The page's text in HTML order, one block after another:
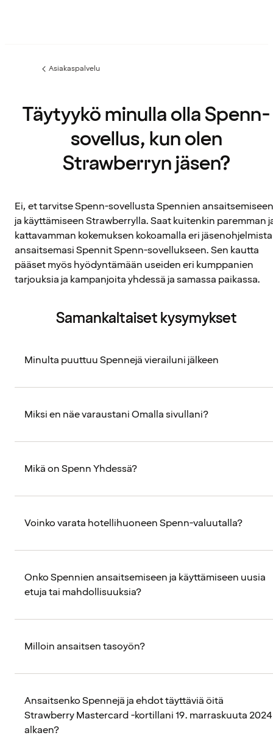
Edellinen
Asiakaspalvelu
Täytyykö minulla olla Spenn-
sovellus, kun olen
Strawberryn jäsen?
Ei, et tarvitse Spenn-sovellusta Spennien ansaitsemiseen
ja käyttämiseen Strawberrylla. Saat kuitenkin paremman
kattavamman kokemuksen kokoamalla eri jäsenohjelmista
ansaitsemasi Spennit Spenn-sovellukseen. Sen kautta
pääset myös hyödyntämään useiden eri kumppanien
tarjouksia ja kampanjoita yhdessä ja samassa paikassa.
Samankaltaiset kysymykset
Minulta puuttuu Spennejä vierailuni jälkeen
Miksi en näe varaustani Omalla sivullani?
Mikä on Spenn Yhdessä?
Voinko varata hotellihuoneen Spenn-valuutalla?
Onko Spennien ansaitsemiseen ja käyttämiseen uusia
etuja tai mahdollisuuksia?
Milloin ansaitsen tasoyön?
Ansaitsenko Spennejä ja ehdot täyttäviä öitä
Strawberry Mastercard -kortillani 19. marraskuuta 2024
alkaen?